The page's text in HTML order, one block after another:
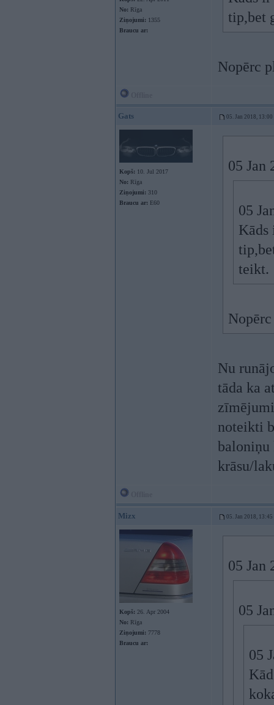
No: Rīga
Ziņojumi: 1355
Braucu ar:
tip,bet
Nopērc
Gats 05. Jan 2018, 13:00
Kopš: 10. Jul 2017
No: Rīga
Ziņojumi: 310
Braucu ar: E60
05 Jan
05
Kāds
teikt.
Nu
tāda ka
noteikti
baloniņu
krāsu/
Mizx 05. Jan 2018, 13:45
Kopš: 26. Apr 2004
No: Rīga
Ziņojumi: 7778
Braucu ar:
05 Jan
05
05